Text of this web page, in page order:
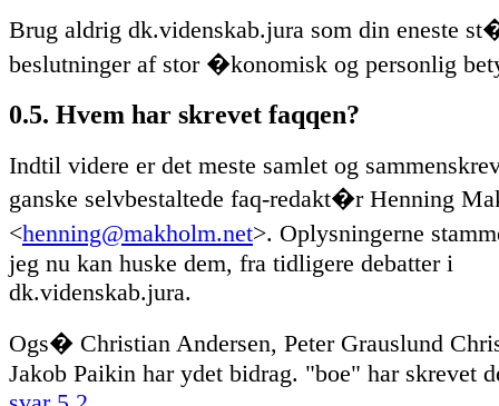
Brug aldrig dk.videnskab.jura som din eneste
beslutninger af stor �konomisk og personlig
0.5. Hvem har skrevet faqqen?
Indtil videre er det meste samlet og
ganske selvbestaltede faq-redakt�r Henning
<henning@makholm.net>. Oplysningerne
jeg nu kan huske dem, fra tidligere debatter i
dk.videnskab.jura.
Ogs� Christian Andersen, Peter Grauslund
Jakob Paikin har ydet bidrag. "boe" har skrevet